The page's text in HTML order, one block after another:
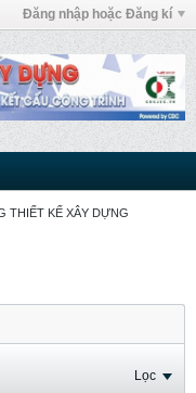
Đăng nhập hoặc Đăng kí
THIẾT KẾ XÂY DỰNG
Lọc